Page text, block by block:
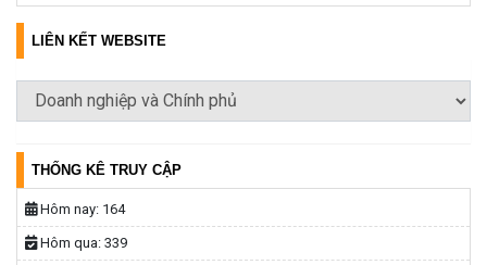
LIÊN KẾT WEBSITE
THỐNG KÊ TRUY CẬP
Hôm nay: 164
Hôm qua: 339